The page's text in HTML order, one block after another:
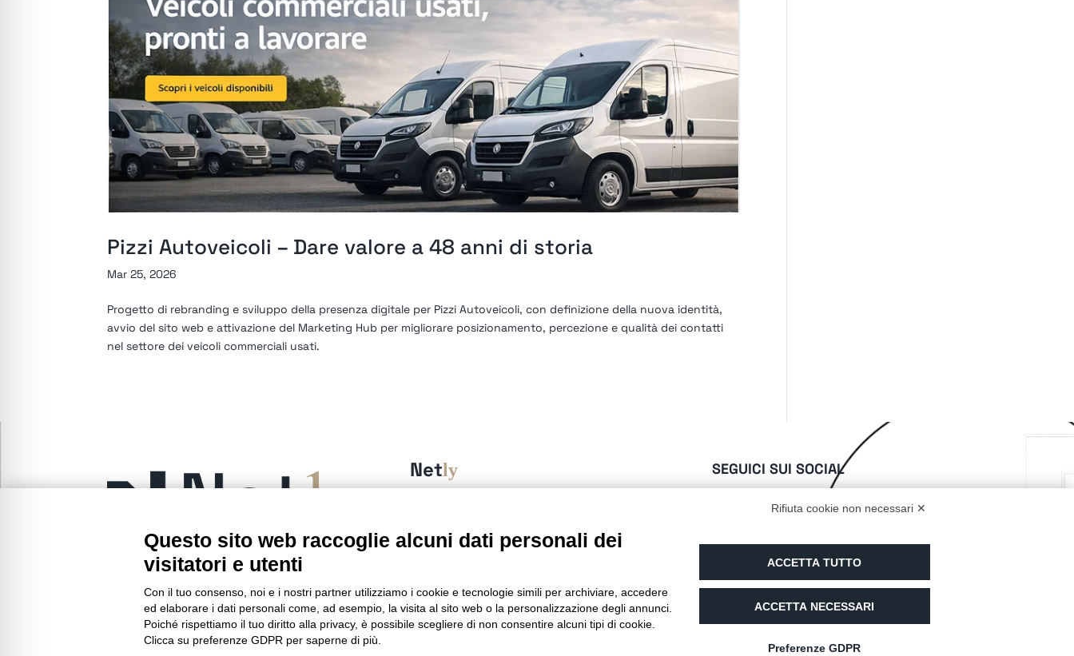
Pizzi Autoveicoli – Dare valore a 48 anni di storia
Mar 25, 2026
Progetto di rebranding e sviluppo della presenza digitale per Pizzi Autoveicoli, con definizione della nuova identità,
avvio del sito web e attivazione del Marketing Hub per migliorare posizionamento, percezione e qualità dei contatti
nel settore dei veicoli commerciali usati.
Netly
Via Elia Rainusso, 110 – 41124 Modena (MO)
Tel.+39 059 260762– PI IT02963460361
Capitale sociale 20.000 Euro i.v.
Email:info@netly.it
PEC:alchimiedigitali@pec.adigitali.it
SEGUICI SUI SOCIAL
SIAMO PARTNER DI
Rifiuta cookie non necessari ✕
Questo sito web raccoglie alcuni dati personali dei
visitatori e utenti
Con il tuo consenso, noi e i nostri partner utilizziamo i cookie e tecnologie simili per archiviare, accedere
ed elaborare i dati personali come, ad esempio, la visita al sito web o la personalizzazione degli annunci.
Poiché rispettiamo il tuo diritto alla privacy, è possibile scegliere di non consentire alcuni tipi di cookie.
Clicca su preferenze GDPR per saperne di più.
ACCETTA TUTTO
ACCETTA NECESSARI
Preferenze GDPR